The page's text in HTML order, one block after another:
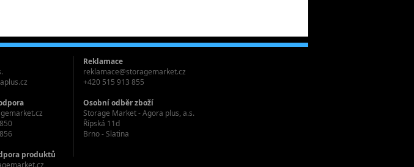
Reklamace
reklamace@storagemarket.cz
+420 515 913 855
Osobní odběr zboží
Storage Market - Agora plus, a.s.
Řípská 11d
Brno - Slatina
produktů